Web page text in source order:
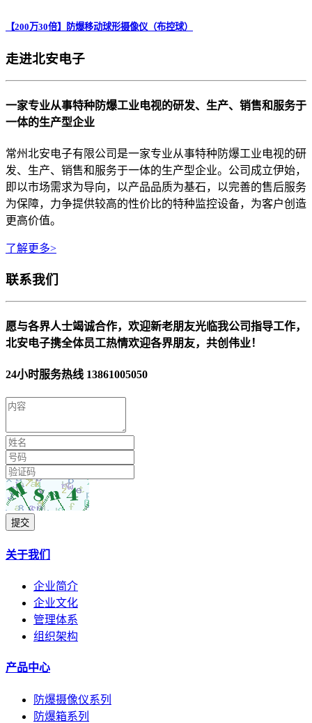
【200万30倍】防爆移动球形摄像仪（布控球）
走进北安电子
一家专业从事特种防爆工业电视的研发、生产、销售和服务于
一体的生产型企业
常州北安电子有限公司是一家专业从事特种防爆工业电视的研
发、生产、销售和服务于一体的生产型企业。公司成立伊始，
即以市场需求为导向，以产品品质为基石，以完善的售后服务
为保障，力争提供较高的性价比的特种监控设备，为客户创造
更高价值。
了解更多>
联系我们
愿与各界人士竭诚合作，欢迎新老朋友光临我公司指导工作，
北安电子携全体员工热情欢迎各界朋友，共创伟业！
24小时服务热线 13861005050
提交
关于我们
企业简介
企业文化
管理体系
组织架构
产品中心
防爆摄像仪系列
防爆箱系列